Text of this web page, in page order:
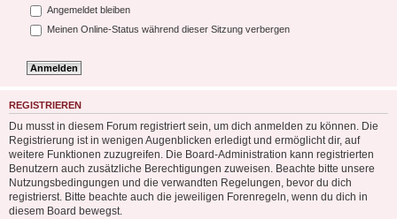
Angemeldet bleiben
Meinen Online-Status während dieser Sitzung verbergen
REGISTRIEREN
Du musst in diesem Forum registriert sein, um dich anmelden zu können. Die
Registrierung ist in wenigen Augenblicken erledigt und ermöglicht dir, auf
weitere Funktionen zuzugreifen. Die Board-Administration kann registrierten
Benutzern auch zusätzliche Berechtigungen zuweisen. Beachte bitte unsere
Nutzungsbedingungen und die verwandten Regelungen, bevor du dich
registrierst. Bitte beachte auch die jeweiligen Forenregeln, wenn du dich in
diesem Board bewegst.